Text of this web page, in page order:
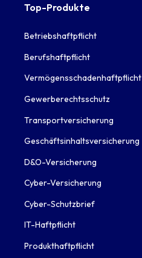
Top-Produkte
Betriebshaftpflicht
Berufshaftpflicht
Vermögensschadenhaftpflicht
Gewerberechtsschutz
Transportversicherung
Geschäftsinhaltsversicherung
D&O-Versicherung
Cyber-Versicherung
Cyber-Schutzbrief
IT-Haftpflicht
Produkthaftpflicht